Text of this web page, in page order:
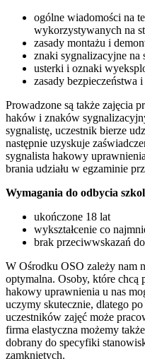
ogólne wiadomości na
wykorzystywanych na
zasady montażu i
znaki sygnalizacyjne na
usterki i oznaki
zasady bezpieczeństwa
Prowadzone są także zajęcia
haków i znaków
sygnalistę, uczestnik bierze
następnie uzyskuje
sygnalista hakowy
brania udziału w egzaminie
Wymagania do odbycia
ukończone 18 lat
wykształcenie co
brak przeciwwskazań
W Ośrodku OSO zależy nam
optymalna. Osoby, które chcą
hakowy uprawnienia u nas
uczymy skutecznie, dlatego
uczestników zajęć może
firma elastyczna możemy
dobrany do specyfiki
zamkniętych.